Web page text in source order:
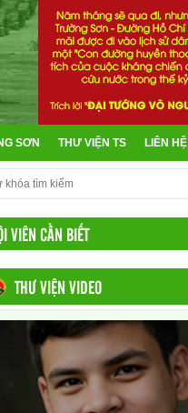
SƠN THƯ VIỆN TS LIÊN HỆ
VIÊN CẦN BIẾT
THƯ VIỆN VIDEO